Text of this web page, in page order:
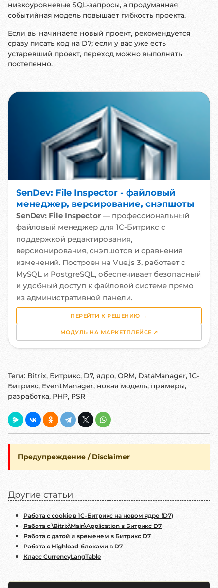
низкоуровневые SQL-запросы, а продуманная
событийная модель повышает гибкость проекта.
Если вы начинаете новый проект, рекомендуется
сразу писать код на D7; если у вас уже есть
устаревший проект, переход можно выполнять
постепенно.
SenDev: File Inspector - файловый
менеджер, версирование, снэпшоты
SenDev: File Inspector — профессиональный
файловый менеджер для 1С-Битрикс с
поддержкой редактирования,
версионирования, снэпшотов и сравнения
изменений. Построен на Vue.js 3, работает с
MySQL и PostgreSQL, обеспечивает безопасный
и удобный доступ к файловой системе прямо
из административной панели.
ПЕРЕЙТИ К РЕШЕНИЮ →
МОДУЛЬ НА МАРКЕТПЛЕЙСЕ ↗
Теги: Bitrix, Битрикс, D7, ядро, ORM, DataManager, 1С-
Битрикс, EventManager, новая модель, примеры,
разработка, PHP, PSR
Предупреждение / Disclaimer
Другие статьи
Работа с cookie в 1С-Битрикс на новом ядре (D7)
Работа с \Bitrix\Main\Application в Битрикс D7
Работа с датой и временем в Битрикс D7
Работа с Highload-блоками в D7
Класс CurrencyLangTable